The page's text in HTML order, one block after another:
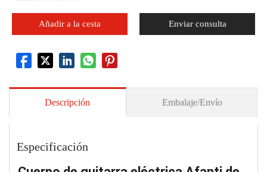
Añadir a la cesta Enviar consulta
Descripción Embalaje/Envío
Especificación